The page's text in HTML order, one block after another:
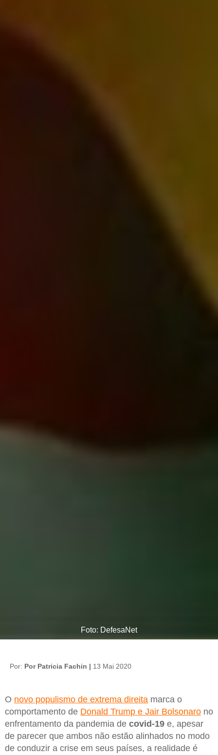
Foto: DefesaNet
Por: Por Patricia Fachin | 13 Mai 2020
O novo populismo de extrema direita marca o
comportamento de Donald Trump e Jair Bolsonaro no
enfrentamento da pandemia de covid-19 e, apesar
de parecer que ambos não estão alinhados no modo
de conduzir a crise em seus países, a realidade é